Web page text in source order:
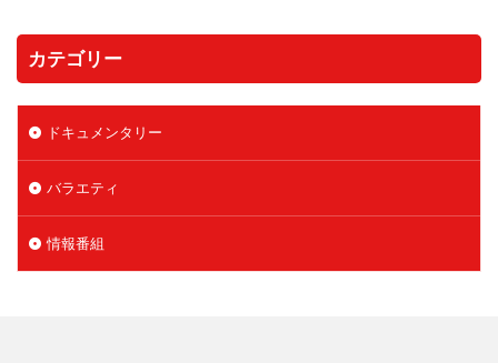
カテゴリー
ドキュメンタリー
バラエティ
情報番組